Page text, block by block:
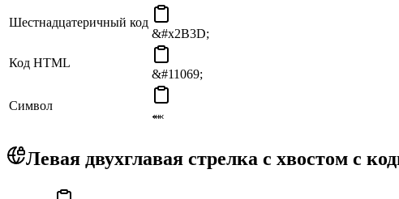
Шестнадцатеричный код
&#x2B3D;
Код HTML
&#11069;
Символ
⬽
Левая двухглавая стрелка с хвостом с